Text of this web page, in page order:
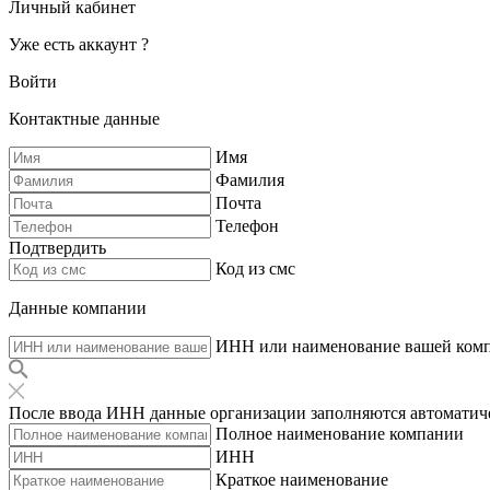
Личный кабинет
Уже есть аккаунт ?
Войти
Контактные данные
Имя
Фамилия
Почта
Телефон
Подтвердить
Код из смс
Данные компании
ИНН или наименование вашей
После ввода ИНН данные организации заполняются
Полное наименование компании
ИНН
Краткое наименование